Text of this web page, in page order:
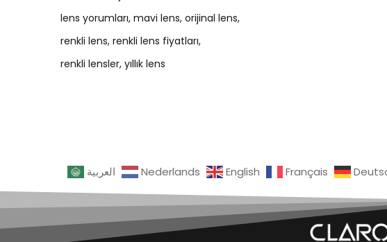
lens yorumları mavi lens orijinal lens
renkli lens renkli lens fiyatları
renkli lensler yıllık lens
العربية Nederlands English Français